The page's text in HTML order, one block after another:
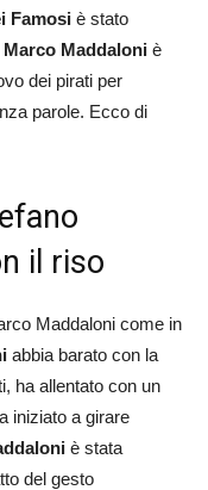
Famosi è stato
Marco Maddaloni è
dei pirati per
parole. Ecco di
il riso
Maddaloni come in
abbia barato con la
ha allentato con un
iniziato a girare
è stata
del gesto